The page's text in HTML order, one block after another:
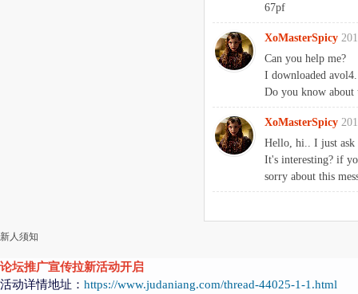
67pf
XoMasterSpicy
Can you help me?
I downloaded
Do you know about
XoMasterSpicy
Hello, hi.. I just
It's interesting? if
sorry about this
新人须知
论坛推广宣传拉新活动开启
活动详情地址： https://www.judaniang.com/thread-44025-1-1.html